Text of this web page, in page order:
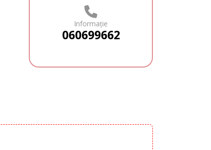
Informație
060699662